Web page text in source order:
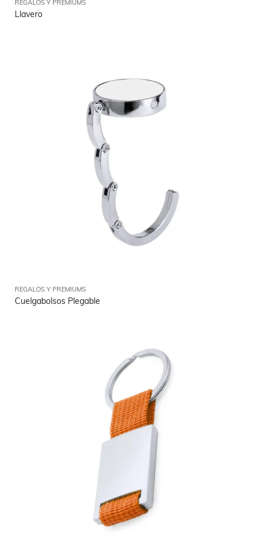
REGALOS Y PREMIUMS
Llavero
REGALOS Y PREMIUMS
Cuelgabolsos Plegable